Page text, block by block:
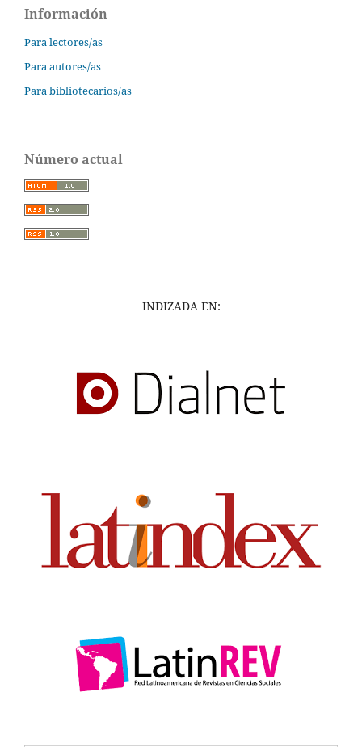
Información
Para lectores/as
Para autores/as
Para bibliotecarios/as
Número actual
INDIZADA EN: